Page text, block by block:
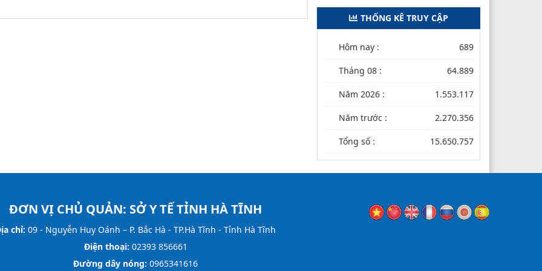
THỐNG KÊ TRUY CẬP
Hôm nay : 689
Tháng 08 : 64.889
Năm 2026 : 1.553.117
Năm trước : 2.270.356
Tổng số : 15.650.757
ĐƠN VỊ CHỦ QUẢN: SỞ Y TẾ TỈNH HÀ TĨNH
chỉ: 09 - Nguyễn Huy Oánh – P. Bắc Hà - TP.Hà Tĩnh - Tỉnh Hà Tĩnh
Điện thoại: 02393 856661
Đường dây nóng: 0965341616